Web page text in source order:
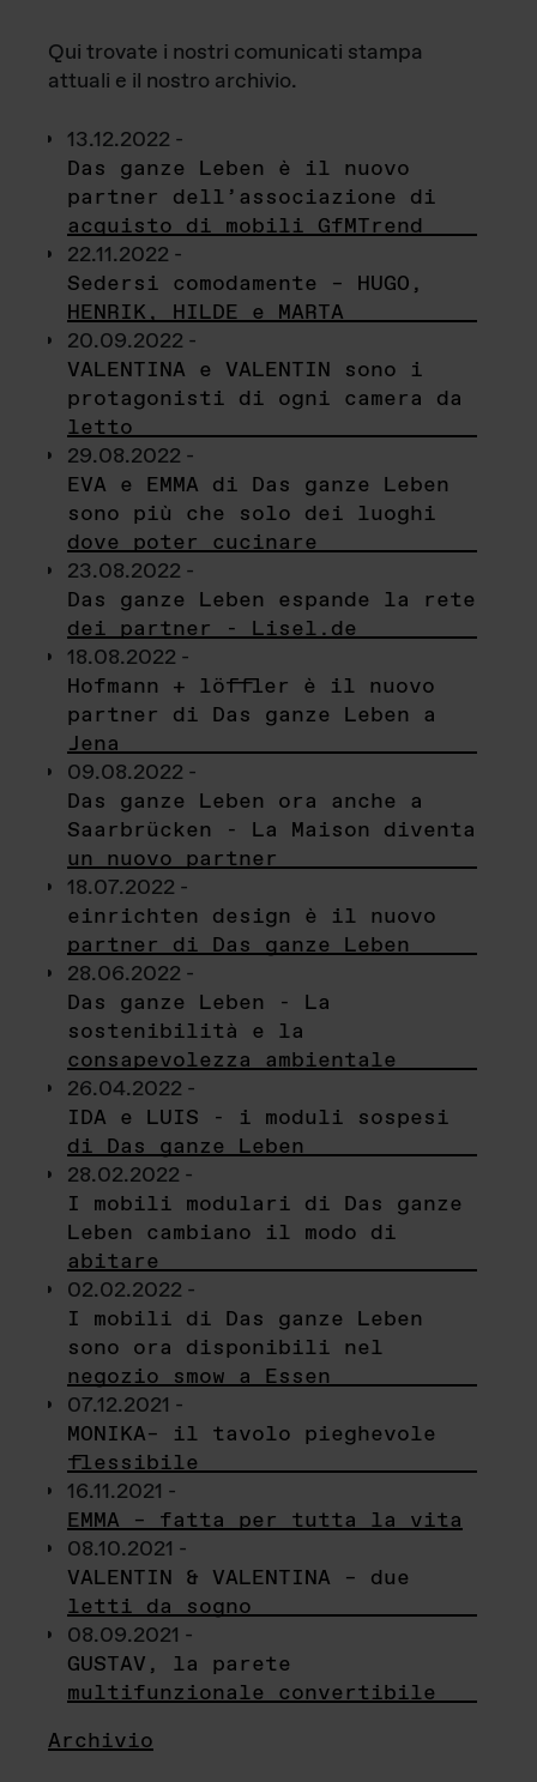
Qui trovate i nostri comunicati stampa
attuali e il nostro archivio.
13.12.2022 -
Das ganze Leben è il nuovo
partner dell’associazione di
acquisto di mobili GfMTrend
22.11.2022 -
Sedersi comodamente – HUGO,
HENRIK, HILDE e MARTA
20.09.2022 -
VALENTINA e VALENTIN sono i
protagonisti di ogni camera da
letto
29.08.2022 -
EVA e EMMA di Das ganze Leben
sono più che solo dei luoghi
dove poter cucinare
23.08.2022 -
Das ganze Leben espande la rete
dei partner - Lisel.de
18.08.2022 -
Hofmann + löffler è il nuovo
partner di Das ganze Leben a
Jena
09.08.2022 -
Das ganze Leben ora anche a
Saarbrücken - La Maison diventa
un nuovo partner
18.07.2022 -
einrichten design è il nuovo
partner di Das ganze Leben
28.06.2022 -
Das ganze Leben - La
sostenibilità e la
consapevolezza ambientale
26.04.2022 -
IDA e LUIS - i moduli sospesi
di Das ganze Leben
28.02.2022 -
I mobili modulari di Das ganze
Leben cambiano il modo di
abitare
02.02.2022 -
I mobili di Das ganze Leben
sono ora disponibili nel
negozio smow a Essen
07.12.2021 -
MONIKA– il tavolo pieghevole
flessibile
16.11.2021 -
EMMA – fatta per tutta la vita
08.10.2021 -
VALENTIN & VALENTINA – due
letti da sogno
08.09.2021 -
GUSTAV, la parete
multifunzionale convertibile
Archivio